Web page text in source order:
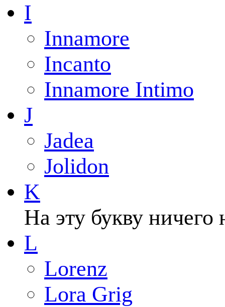
I
Innamore
Incanto
Innamore Intimo
J
Jadea
Jolidon
K
На эту букву ничего
L
Lorenz
Lora Grig